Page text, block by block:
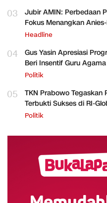
03
Jubir AMIN: Perbedaan
Fokus Menangkan
Headline
04
Gus Yasin Apresiasi
Beri Insentif Guru Agama
Politik
05
TKN Prabowo Tegaskan
Terbukti Sukses di RI-
Politik